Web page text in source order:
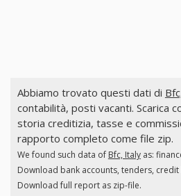
Abbiamo trovato questi dati di
contabilità, posti vacanti. Scarica
storia creditizia, tasse e
rapporto completo come file zip.
We found such data of Bfc, Italyas:
Download bank accounts, tenders,
Download full report as zip-file.